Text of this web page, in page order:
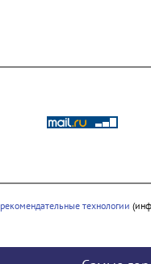
рекомендательные технологии